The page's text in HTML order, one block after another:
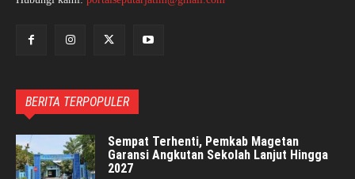
BERITA TERPOPULER
Sempat Terhenti, Pemkab Magetan
Garansi Angkutan Sekolah Lanjut Hingga
2027